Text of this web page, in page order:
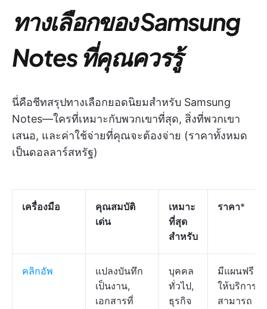
ทางเลือกของ Samsung
Notes ที่คุณควรรู้
นี่คือชีทสรุปทางเลือกยอดนิยมสำหรับ Samsung
Notes—ใครที่เหมาะกับพวกเขาที่สุด, สิ่งที่พวกเขา
เสนอ, และค่าใช้จ่ายที่คุณจะต้องจ่าย (ราคาทั้งหมด
เป็นดอลลาร์สหรัฐ)
เครื่องมือ
คุณสมบัติ
เด่น
เหมาะ
ที่สุด
สำหรับ
ราคา*
คลิกอัพ
แปลงบันทึก
เป็นงาน,
เอกสารที่
บุคคล
ทั่วไป,
ธุรกิจ
มีแผนฟรี
ให้บริการ;
สามารถ